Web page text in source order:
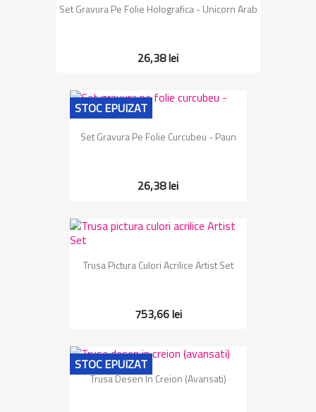
Set Gravura Pe Folie Holografica - Unicorn Arab
26,38 lei
Set Gravura Pe Folie Curcubeu - Paun
26,38 lei
STOC EPUIZAT
Trusa Pictura Culori Acrilice Artist Set
753,66 lei
Trusa Desen In Creion (avansati)
STOC EPUIZAT